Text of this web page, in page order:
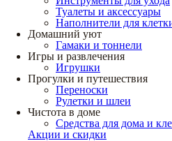
Туалеты и аксессуары
Наполнители для
Домашний уют
Гамаки и тоннели
Игры и развлечения
Игрушки
Прогулки и путешествия
Переноски
Рулетки и шлеи
Чистота в доме
Средства для дома и
Акции и скидки